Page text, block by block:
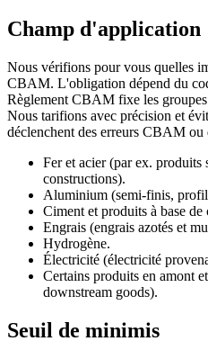
Champ d'application
Nous vérifions pour vous quelles
CBAM. L'obligation dépend du
Règlement CBAM fixe les groupes
Nous tarifions avec précision et
déclenchent des erreurs CBAM ou
Fer et acier (par ex. produits
constructions).
Aluminium (semi-finis,
Ciment et produits à base de
Engrais (engrais azotés et
Hydrogène.
Électricité (électricité
Certains produits en amont
downstream goods).
Seuil de minimis